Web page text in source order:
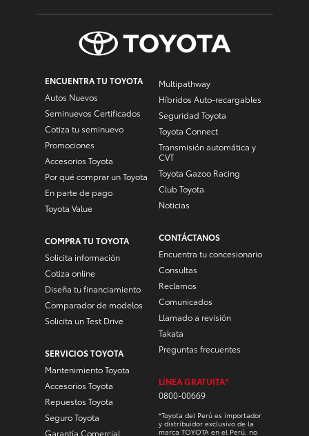
ENCUENTRA TU TOYOTA
Autos Nuevos
Seminuevos Certificados
Cotiza tu seminuevo
Promociones
Accesorios Toyota
Por qué comprar un Toyota
En parte de pago
Toyota Value
COMPRA TU TOYOTA
Solicita información
Cotiza online
Diseña tu financiamiento
Comparador de modelos
Solicita un Test Drive
SERVICIOS TOYOTA
Mantenimiento Toyota
Accesorios Toyota
Repuestos Toyota
Seguro Toyota
Garantía Comercial
Multipathway
Híbridos Auto-recargables
Seguridad Toyota
Toyota Connect
Transmisión automática y
CVT
Toyota Gazoo Racing
Club Toyota
Noticias
CONTÁCTANOS
Encuentra tu concesionario
Consultas
Reclamos
Comunicados
Llamado a revisión
Takata
Preguntas frecuentes
LÍNEA GRATUITA*
0800-00669
*Toyota del Perú es importador
y distribuidor exclusivo de la
marca TOYOTA en el Perú, no